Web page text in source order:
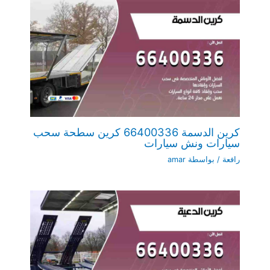
كرين الدسمة 66400336 كرين سطحة سحب
سيارات ونش سيارات
رافعة / بواسطة amar